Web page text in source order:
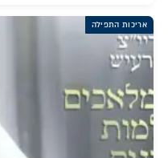
אריכות התפילה